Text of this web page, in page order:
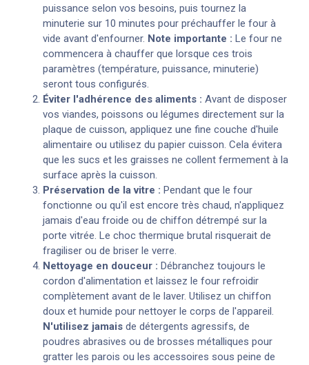
puissance selon vos besoins, puis tournez la
minuterie sur 10 minutes pour préchauffer le four à
vide avant d'enfourner. Note importante : Le four ne
commencera à chauffer que lorsque ces trois
paramètres (température, puissance, minuterie)
seront tous configurés.
Éviter l'adhérence des aliments : Avant de disposer
vos viandes, poissons ou légumes directement sur la
plaque de cuisson, appliquez une fine couche d'huile
alimentaire ou utilisez du papier cuisson. Cela évitera
que les sucs et les graisses ne collent fermement à la
surface après la cuisson.
Préservation de la vitre : Pendant que le four
fonctionne ou qu'il est encore très chaud, n'appliquez
jamais d'eau froide ou de chiffon détrempé sur la
porte vitrée. Le choc thermique brutal risquerait de
fragiliser ou de briser le verre.
Nettoyage en douceur : Débranchez toujours le
cordon d'alimentation et laissez le four refroidir
complètement avant de le laver. Utilisez un chiffon
doux et humide pour nettoyer le corps de l'appareil.
N'utilisez jamais de détergents agressifs, de
poudres abrasives ou de brosses métalliques pour
gratter les parois ou les accessoires sous peine de